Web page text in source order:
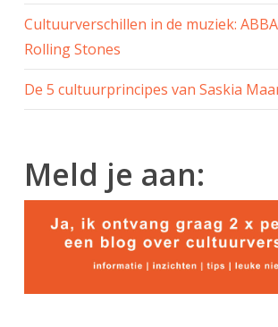
Cultuurverschillen in de muziek:
Rolling Stones
De 5 cultuurprincipes van Saskia
Meld je aan: